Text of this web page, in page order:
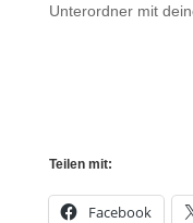
Unterordner mit
Teilen mit:
Facebook